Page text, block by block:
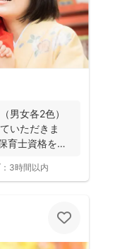
男女各2色）
いただきま
育士資格を持
3時間以内